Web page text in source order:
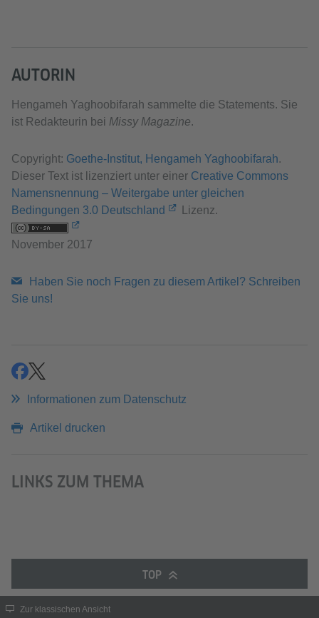
AUTORIN
Hengameh Yaghoobifarah sammelte die Statements. Sie
ist Redakteurin bei Missy Magazine.
Copyright: Goethe-Institut, Hengameh Yaghoobifarah.
Dieser Text ist lizenziert unter einer Creative Commons
Namensnennung – Weitergabe unter gleichen
Bedingungen 3.0 Deutschland
Lizenz.
November 2017
Haben Sie noch Fragen zu diesem Artikel? Schreiben
Sie uns!
teilenteilen
Informationen zum Datenschutz
Artikel drucken
LINKS ZUM THEMA
TOP
Zur klassischen Ansicht